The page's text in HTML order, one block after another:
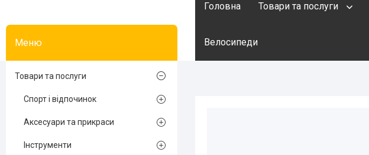
Головна Товари та послуги
Велосипеди
Товари та послуги
Спорт і відпочинок
Аксесуари та прикраси
Інструменти